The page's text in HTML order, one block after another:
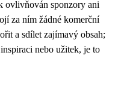
ovlivňován sponzory ani
za ním žádné komerční
a sdílet zajímavý obsah;
nebo užitek, je to